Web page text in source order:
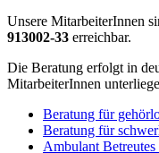
Unsere MitarbeiterInnen
913002-33 erreichbar.
Die Beratung erfolgt in
MitarbeiterInnen
Beratung für
Beratung für
Ambulant Betreutes